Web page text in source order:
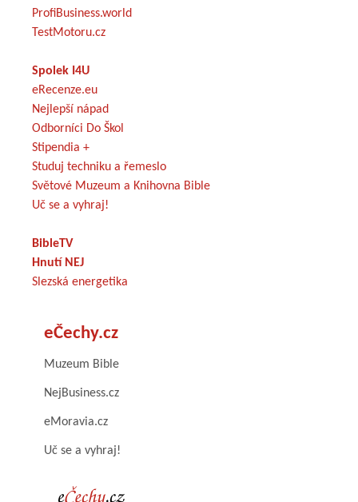
ProfiBusiness.world
TestMotoru.cz
Spolek I4U
eRecenze.eu
Nejlepší nápad
Odborníci Do Škol
Stipendia +
Studuj techniku a řemeslo
Světové Muzeum a Knihovna Bible
Uč se a vyhraj!
BibleTV
Hnutí NEJ
Slezská energetika
eČechy.cz
Muzeum Bible
NejBusiness.cz
eMoravia.cz
Uč se a vyhraj!